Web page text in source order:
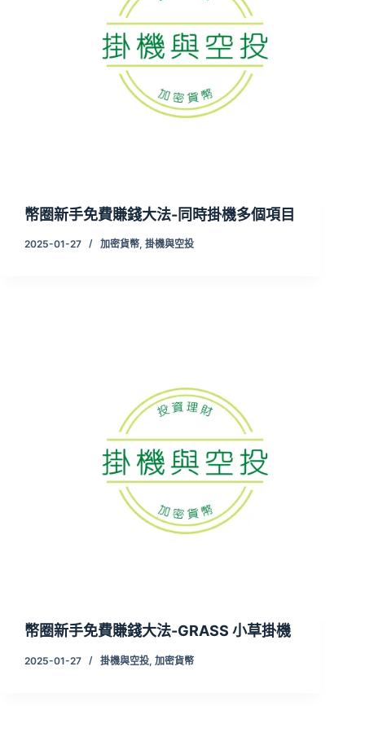
幣圈新手免費賺錢大法-同時掛機多個項目
2025-01-27 加密貨幣, 掛機與空投
幣圈新手免費賺錢大法-GRASS 小草掛機
2025-01-27 掛機與空投, 加密貨幣